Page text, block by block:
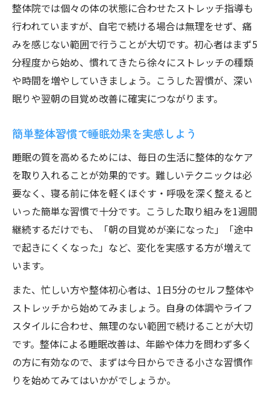
整体院では個々の体の状態に合わせたストレッチ指導も
行われていますが、自宅で続ける場合は無理をせず、痛
みを感じない範囲で行うことが大切です。初心者はまず5
分程度から始め、慣れてきたら徐々にストレッチの種類
や時間を増やしていきましょう。こうした習慣が、深い
眠りや翌朝の目覚め改善に確実につながります。
簡単整体習慣で睡眠効果を実感しよう
睡眠の質を高めるためには、毎日の生活に整体的なケア
を取り入れることが効果的です。難しいテクニックは必
要なく、寝る前に体を軽くほぐす・呼吸を深く整えると
いった簡単な習慣で十分です。こうした取り組みを1週間
継続するだけでも、「朝の目覚めが楽になった」「途中
で起きにくくなった」など、変化を実感する方が増えて
います。
また、忙しい方や整体初心者は、1日5分のセルフ整体や
ストレッチから始めてみましょう。自身の体調やライフ
スタイルに合わせ、無理のない範囲で続けることが大切
です。整体による睡眠改善は、年齢や体力を問わず多く
の方に有効なので、まずは今日からできる小さな習慣作
りを始めてみてはいかがでしょうか。